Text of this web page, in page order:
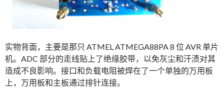
实物背面，主要是那只 ATMEL ATMEGA88PA 8 位 AVR 单片
机。ADC 部分的走线贴上了绝缘胶带，以免灰尘和汗渍对其
造成不良影响。接口和负载电阻被焊在了一个单独的万用板
上，万用板和主板通过排针连接。